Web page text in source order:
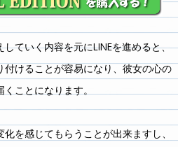
ていく内容を元にLINEを進めると、
けることが容易になり、彼女の心の
ことになります。
を感じてもらうことが出来ますし、